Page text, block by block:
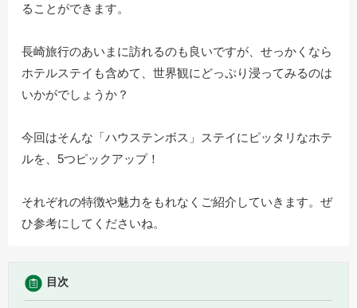
ることができます。
長崎旅行のあいまに訪れるのも良いですが、せっかくなら
ホテルステイも含めて、世界観にどっぷり浸ってみるのは
いかがでしょうか？
今回はそんな「ハウステンボス」ステイにピッタリなホテ
ルを、5つピックアップ！
それぞれの特徴や魅力をもれなくご紹介していきます。ぜ
ひ参考にしてくださいね。
目次